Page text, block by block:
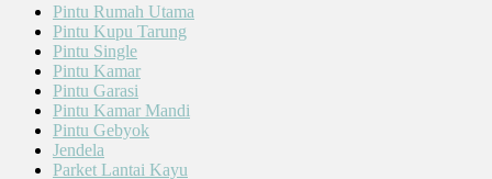
Pintu Rumah Utama
Pintu Kupu Tarung
Pintu Single
Pintu Kamar
Pintu Garasi
Pintu Kamar Mandi
Pintu Gebyok
Jendela
Parket Lantai Kayu